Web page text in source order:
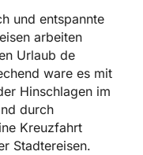
und entspannte
arbeiten
Urlaub de
ware es mit
Hinschlagen im
durch
Kreuzfahrt
Stadtereisen.